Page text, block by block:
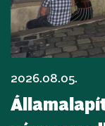
2026.08.05.